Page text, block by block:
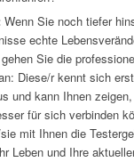
Wenn Sie noch tiefer
echte
Sie die
Diese/r kennt sich
und kann Ihnen
für sich verbinden
mit Ihnen die
Leben und Ihre